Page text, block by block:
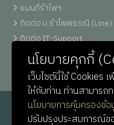
แผนที่รำไพฯ
ติดต่อ ม.รำไพพรรณี (Line)
ติดต่อ IT-Support
หน่วยประชาสัมพันธ์
นโยบายคุกกี้
เว็บไซต์นี้ใช้ Cookies
ให้กับท่าน ท่านสามารถ
นโยบายการคุ้มครองข้
ปรับปรุงประสบการณ์